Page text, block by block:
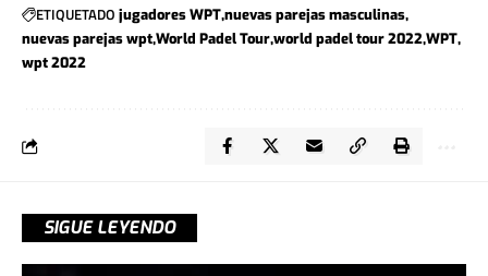
ETIQUETADO jugadores WPTnuevas parejas masculinas
nuevas parejas wptWorld Padel Tourworld padel tour 2022WPT
wpt 2022
SIGUE LEYENDO